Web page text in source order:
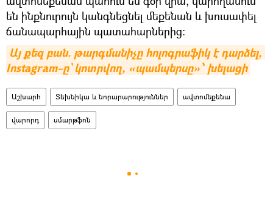
են ինքնուրույն կանգնեցնել մեքենան և խուսափել
ճանապարհային պատահարներից։
Այ քեզ բան. թարգմանիչը հոլոգրաֆիկ է դարձել,
Instagram–ը` կոտրվող, «պամպերսը»՝ խելացի
Աշխարհ Տեխնիկա և նորարարություններ ավտոմեքենա
վարորդ սմարթֆոն